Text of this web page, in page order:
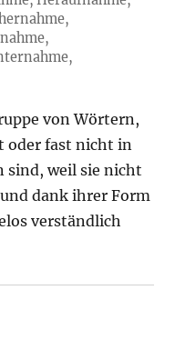
von Wörtern,
oder fast nicht in
sind, weil sie nicht
dank ihrer Form
verständlich